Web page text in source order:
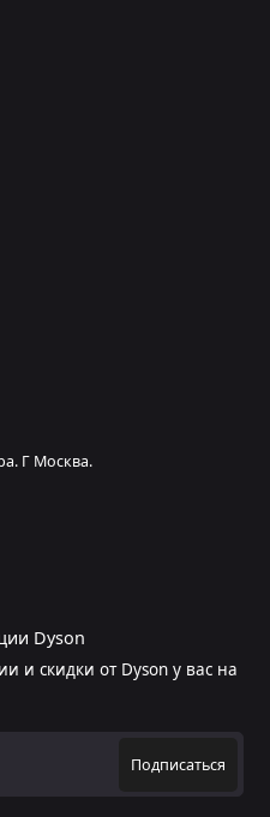
Г Москва.
Dyson
и скидки от Dyson у вас на
Подписаться